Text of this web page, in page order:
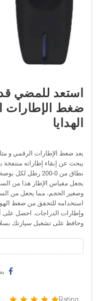
استعد للمضي
ضغط الإطارات
الهدايا
يعد ضغط الإطارات الرقمي و
يبحث عن إبقاء إطاراته
يجعل مقياس الإطار هذا من
وصغير الحجم، مما يجعل من
استخدامه للتحقق من ضغط
وإطارات الدراجات. احصل
وحافظ على تشغيل سيارتك